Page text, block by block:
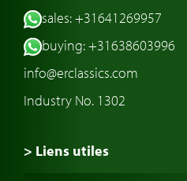
sales: +31641269957
buying: +31638603996
info@erclassics.com
Industry No. 1302
> Liens utiles